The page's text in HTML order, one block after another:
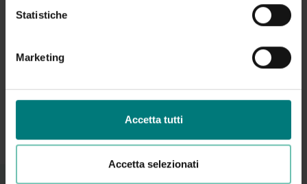
Statistiche
Marketing
Accetta tutti
Accetta selezionati
Richiedi informazioni